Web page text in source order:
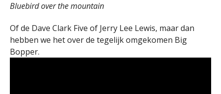
Bluebird over the mountain
Of de Dave Clark Five of Jerry Lee Lewis, maar dan
hebben we het over de tegelijk omgekomen Big
Bopper.